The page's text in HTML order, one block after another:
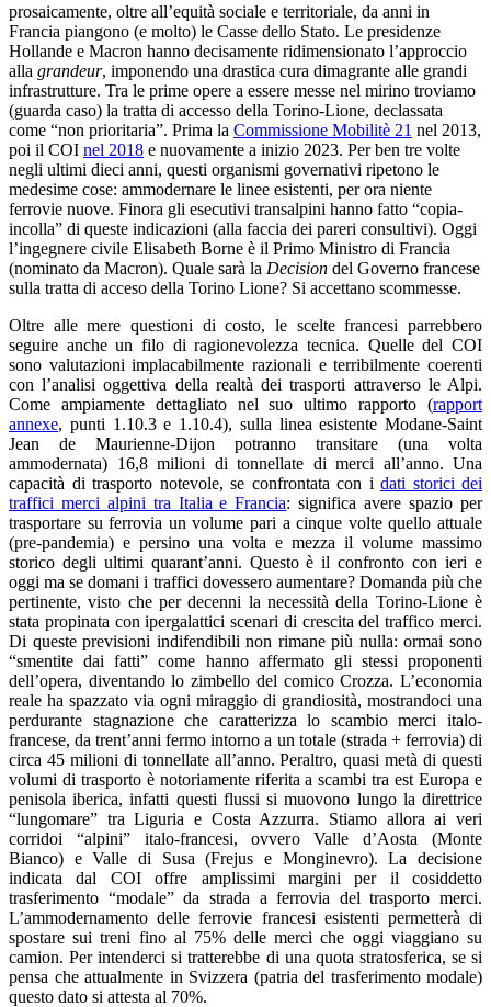
prosaicamente, oltre all’equità sociale e territoriale, da anni in
Francia piangono (e molto) le Casse dello Stato. Le presidenze
Hollande e Macron hanno decisamente ridimensionato l’approccio
alla grandeur, imponendo una drastica cura dimagrante alle grandi
infrastrutture. Tra le prime opere a essere messe nel mirino troviamo
(guarda caso) la tratta di accesso della Torino-Lione, declassata
come “non prioritaria”. Prima la Commissione Mobilitè 21 nel 2013,
poi il COI nel 2018 e nuovamente a inizio 2023. Per ben tre volte
negli ultimi dieci anni, questi organismi governativi ripetono le
medesime cose: ammodernare le linee esistenti, per ora niente
ferrovie nuove. Finora gli esecutivi transalpini hanno fatto “copia-
incolla” di queste indicazioni (alla faccia dei pareri consultivi). Oggi
l’ingegnere civile Elisabeth Borne è il Primo Ministro di Francia
(nominato da Macron). Quale sarà la Decision del Governo francese
sulla tratta di acceso della Torino Lione? Si accettano scommesse.
Oltre alle mere questioni di costo, le scelte francesi parrebbero
seguire anche un filo di ragionevolezza tecnica. Quelle del COI
sono valutazioni implacabilmente razionali e terribilmente coerenti
con l’analisi oggettiva della realtà dei trasporti attraverso le Alpi.
Come ampiamente dettagliato nel suo ultimo rapporto (rapport
annexe, punti 1.10.3 e 1.10.4), sulla linea esistente Modane-Saint
Jean de Maurienne-Dijon potranno transitare (una volta
ammodernata) 16,8 milioni di tonnellate di merci all’anno. Una
capacità di trasporto notevole, se confrontata con i dati storici dei
traffici merci alpini tra Italia e Francia: significa avere spazio per
trasportare su ferrovia un volume pari a cinque volte quello attuale
(pre-pandemia) e persino una volta e mezza il volume massimo
storico degli ultimi quarant’anni. Questo è il confronto con ieri e
oggi ma se domani i traffici dovessero aumentare? Domanda più che
pertinente, visto che per decenni la necessità della Torino-Lione è
stata propinata con ipergalattici scenari di crescita del traffico merci.
Di queste previsioni indifendibili non rimane più nulla: ormai sono
“smentite dai fatti” come hanno affermato gli stessi proponenti
dell’opera, diventando lo zimbello del comico Crozza. L’economia
reale ha spazzato via ogni miraggio di grandiosità, mostrandoci una
perdurante stagnazione che caratterizza lo scambio merci italo-
francese, da trent’anni fermo intorno a un totale (strada + ferrovia) di
circa 45 milioni di tonnellate all’anno. Peraltro, quasi metà di questi
volumi di trasporto è notoriamente riferita a scambi tra est Europa e
penisola iberica, infatti questi flussi si muovono lungo la direttrice
“lungomare” tra Liguria e Costa Azzurra. Stiamo allora ai veri
corridoi “alpini” italo-francesi, ovvero Valle d’Aosta (Monte
Bianco) e Valle di Susa (Frejus e Monginevro). La decisione
indicata dal COI offre amplissimi margini per il cosiddetto
trasferimento “modale” da strada a ferrovia del trasporto merci.
L’ammodernamento delle ferrovie francesi esistenti permetterà di
spostare sui treni fino al 75% delle merci che oggi viaggiano su
camion. Per intenderci si tratterebbe di una quota stratosferica, se si
pensa che attualmente in Svizzera (patria del trasferimento modale)
questo dato si attesta al 70%.